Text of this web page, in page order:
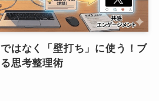
はなく「壁打ち」に使う！ブ
思考整理術